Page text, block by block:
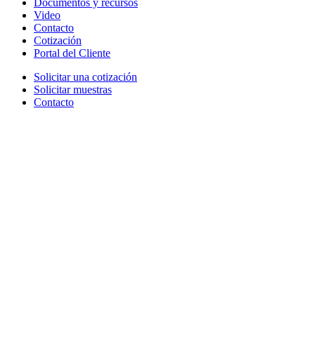
Documentos y recursos
Video
Contacto
Cotización
Portal del Cliente
Solicitar una cotización
Solicitar muestras
Contacto